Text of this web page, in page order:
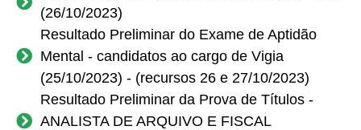
(26/10/2023)
Resultado Preliminar do Exame de Aptidão
Mental - candidatos ao cargo de Vigia
(25/10/2023) - (recursos 26 e 27/10/2023)
Resultado Preliminar da Prova de Títulos -
ANALISTA DE ARQUIVO E FISCAL